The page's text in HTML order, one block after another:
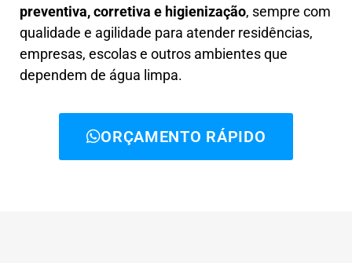
preventiva, corretiva e higienização, sempre com
qualidade e agilidade para atender residências,
empresas, escolas e outros ambientes que
dependem de água limpa.
ORÇAMENTO RÁPIDO